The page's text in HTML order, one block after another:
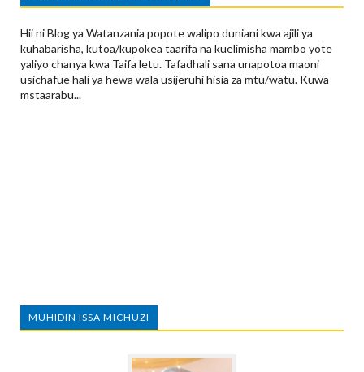
Hii ni Blog ya Watanzania popote walipo duniani kwa ajili ya
kuhabarisha, kutoa/kupokea taarifa na kuelimisha mambo yote
yaliyo chanya kwa Taifa letu. Tafadhali sana unapotoa maoni
usichafue hali ya hewa wala usijeruhi hisia za mtu/watu. Kuwa
mstaarabu...
MUHIDIN ISSA MICHUZI